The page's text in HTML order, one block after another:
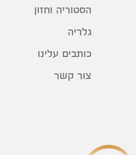
הסטוריה וחזון
גלריה
כותבים עלינו
צור קשר